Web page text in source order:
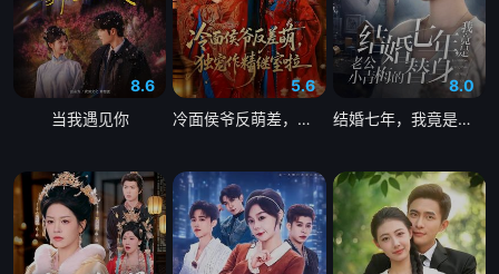
8.6
当我遇见你
5.6
冷面侯爷反萌差，独宠作精继室啦
8.0
结婚七年，我竟是老公小青梅的替身